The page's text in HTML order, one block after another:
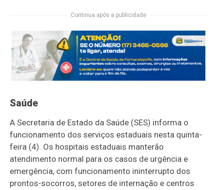
Continua após a publicidade
Saúde
A Secretaria de Estado da Saúde (SES) informa o
funcionamento dos serviços estaduais nesta quinta-
feira (4). Os hospitais estaduais manterão
atendimento normal para os casos de urgência e
emergência, com funcionamento ininterrupto dos
prontos-socorros, setores de internação e centros